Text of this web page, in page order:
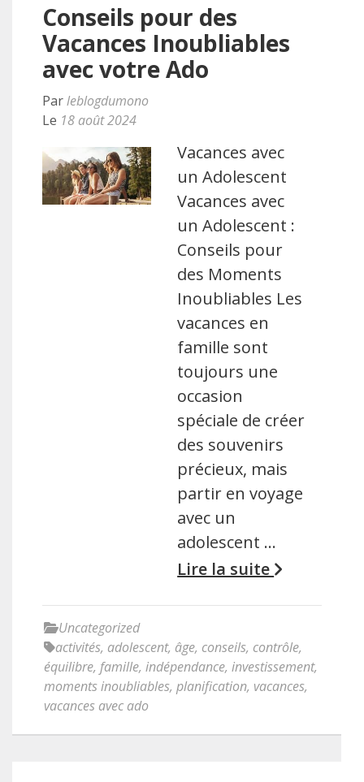
Conseils pour des
Vacances Inoubliables
avec votre Ado
Parleblogdumono
Le 18 août 2024
Vacances avec
un Adolescent
Vacances avec
un Adolescent :
Conseils pour
des Moments
Inoubliables Les
vacances en
famille sont
toujours une
occasion
spéciale de créer
des souvenirs
précieux, mais
partir en voyage
avec un
adolescent …
Lire la suite
Uncategorized
activités, adolescent, âge, conseils, contrôle,
équilibre, famille, indépendance, investissement,
moments inoubliables, planification, vacances,
vacances avec ado